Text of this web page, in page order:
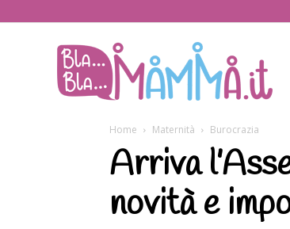
Home Maternità Burocrazia
Arriva
novità e